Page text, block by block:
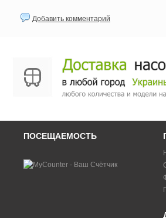
Добавить комментарий
ПОСЕЩАЕМОСТЬ